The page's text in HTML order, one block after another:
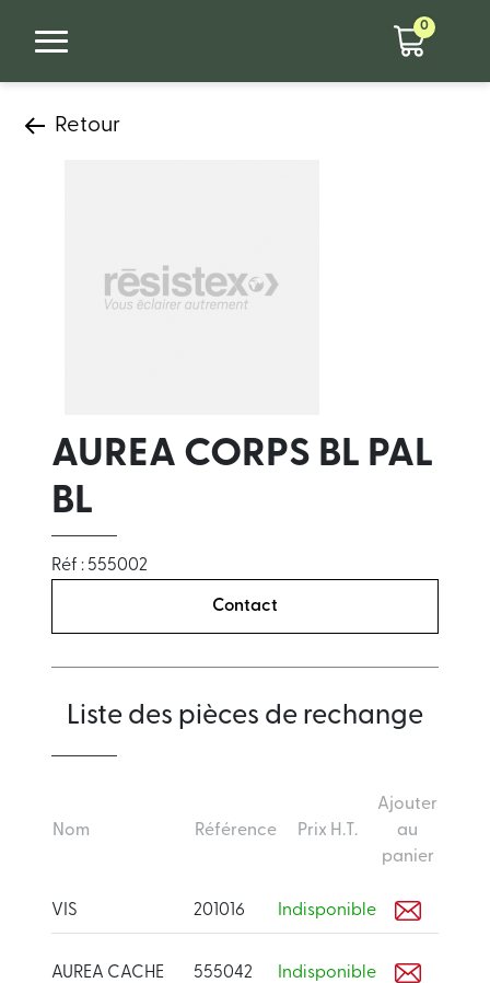
0
Retour
AUREA CORPS BL PAL
BL
Réf : 555002
Contact
Liste des pièces de rechange
Nom Référence Prix H.T.
Ajouter
au
panier
VIS 201016 Indisponible
AUREA CACHE
555042 Indisponible